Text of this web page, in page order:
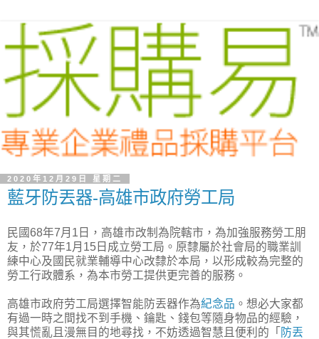
2020年12月29日 星期二
藍牙防丟器-高雄市政府勞工局
民國68年7月1日，高雄市改制為院轄市，為加強服務勞工朋
友，於77年1月15日成立勞工局。原隸屬於社會局的職業訓
練中心及國民就業輔導中心改隸於本局，以形成較為完整的
勞工行政體系，為本市勞工提供更完善的服務。
高雄市政府劳工局選擇智能防丟器作為紀念品 。想必大家都
有過一時之間找不到手機、鑰匙、錢包等隨身物品的經驗，
與其慌亂且漫無目的地尋找，不妨透過智慧且便利的「 防丟